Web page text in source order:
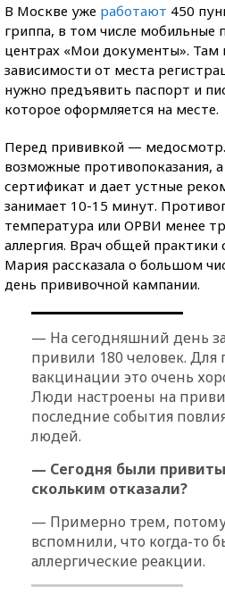
В Москве уже работают 450
гриппа, в том числе
центрах «Мои документы». Там
зависимости от места
нужно предъявить паспорт и
которое оформляется на месте.
Перед прививкой — медосмотр.
возможные противопоказания,
сертификат и дает устные
занимает 10-15 минут.
температура или ОРВИ менее
аллергия. Врач общей практики
Мария рассказала о большом
день прививочной кампании.
— На сегодняшний день
привили 180 человек. Для
вакцинации это очень
Люди настроены на
последние события
людей.
— Сегодня были
скольким отказали?
— Примерно трем,
вспомнили, что когда-то
аллергические реакции.